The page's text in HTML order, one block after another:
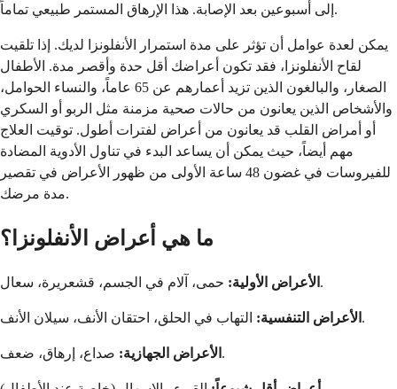
إلى أسبوعين بعد الإصابة. هذا الإرهاق المستمر طبيعي تماماً.
يمكن لعدة عوامل أن تؤثر على مدة استمرار الأنفلونزا لديك. إذا تلقيت
لقاح الأنفلونزا، فقد تكون أعراضك أقل حدة وأقصر مدة. الأطفال
الصغار، والبالغون الذين تزيد أعمارهم عن 65 عاماً، والنساء الحوامل،
والأشخاص الذين يعانون من حالات صحية مزمنة مثل الربو أو السكري
أو أمراض القلب قد يعانون من أعراض لفترات أطول. توقيت العلاج
مهم أيضاً، حيث يمكن أن يساعد البدء في تناول الأدوية المضادة
للفيروسات في غضون 48 ساعة الأولى من ظهور الأعراض في تقصير
مدة مرضك.
ما هي أعراض الأنفلونزا؟
الأعراض الأولية: حمى، آلام في الجسم، قشعريرة، سعال.
الأعراض التنفسية: التهاب في الحلق، احتقان الأنف، سيلان الأنف.
الأعراض الجهازية: صداع، إرهاق، ضعف.